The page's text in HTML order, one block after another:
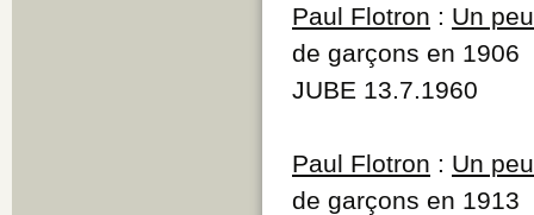
Paul Flotron : Un
de garçons en 1906
JUBE 13.7.1960
Paul Flotron : Un
de garçons en 1913